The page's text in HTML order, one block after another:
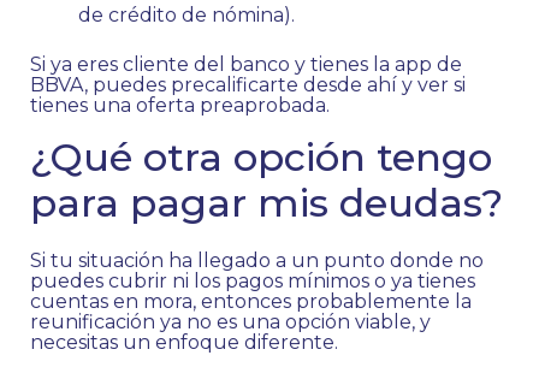
de crédito de nómina).
Si ya eres cliente del banco y tienes la app de
BBVA, puedes precalificarte desde ahí y ver si
tienes una oferta preaprobada.
¿Qué otra opción tengo
para pagar mis deudas?
Si tu situación ha llegado a un punto donde no
puedes cubrir ni los pagos mínimos o ya tienes
cuentas en mora, entonces probablemente la
reunificación ya no es una opción viable, y
necesitas un enfoque diferente.